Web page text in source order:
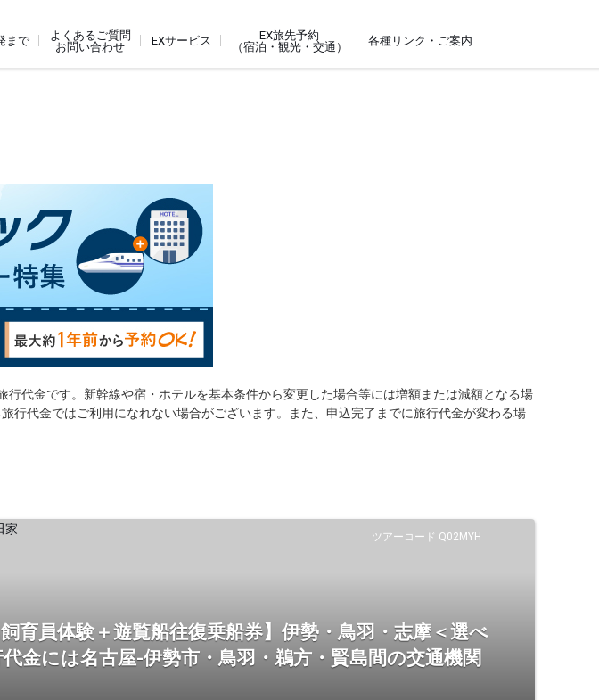
まで
よくあるご質問
お問い合わせ
EXサービス
EX旅先予約
（宿泊・観光・交通）
各種リンク・ご案内
代金です。新幹線や宿・ホテルを基本条件から変更した場合等には増額または減額となる場
代金ではご利用になれない場合がございます。また、申込完了までに旅行代金が変わる場
ツアーコード Q02MYH
育員体験＋遊覧船往復乗船券】伊勢・鳥羽・志摩＜選べ
には名古屋-伊勢市・鳥羽・鵜方・賢島間の交通機関